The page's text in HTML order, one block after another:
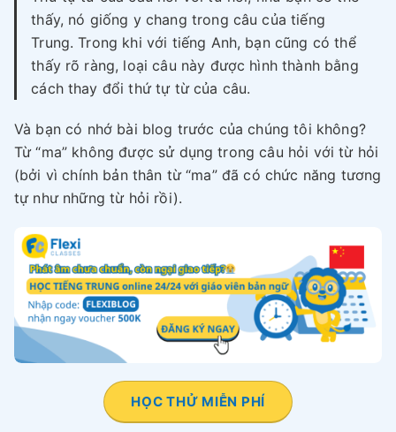
thấy, nó giống y chang trong câu của tiếng
Trung. Trong khi với tiếng Anh, bạn cũng có thể
thấy rõ ràng, loại câu này được hình thành bằng
cách thay đổi thứ tự từ của câu.
Và bạn có nhớ bài blog trước của chúng tôi không?
Từ “ma” không được sử dụng trong câu hỏi với từ hỏi
(bởi vì chính bản thân từ “ma” đã có chức năng tương
tự như những từ hỏi rồi).
HỌC THỬ MIỄN PHÍ